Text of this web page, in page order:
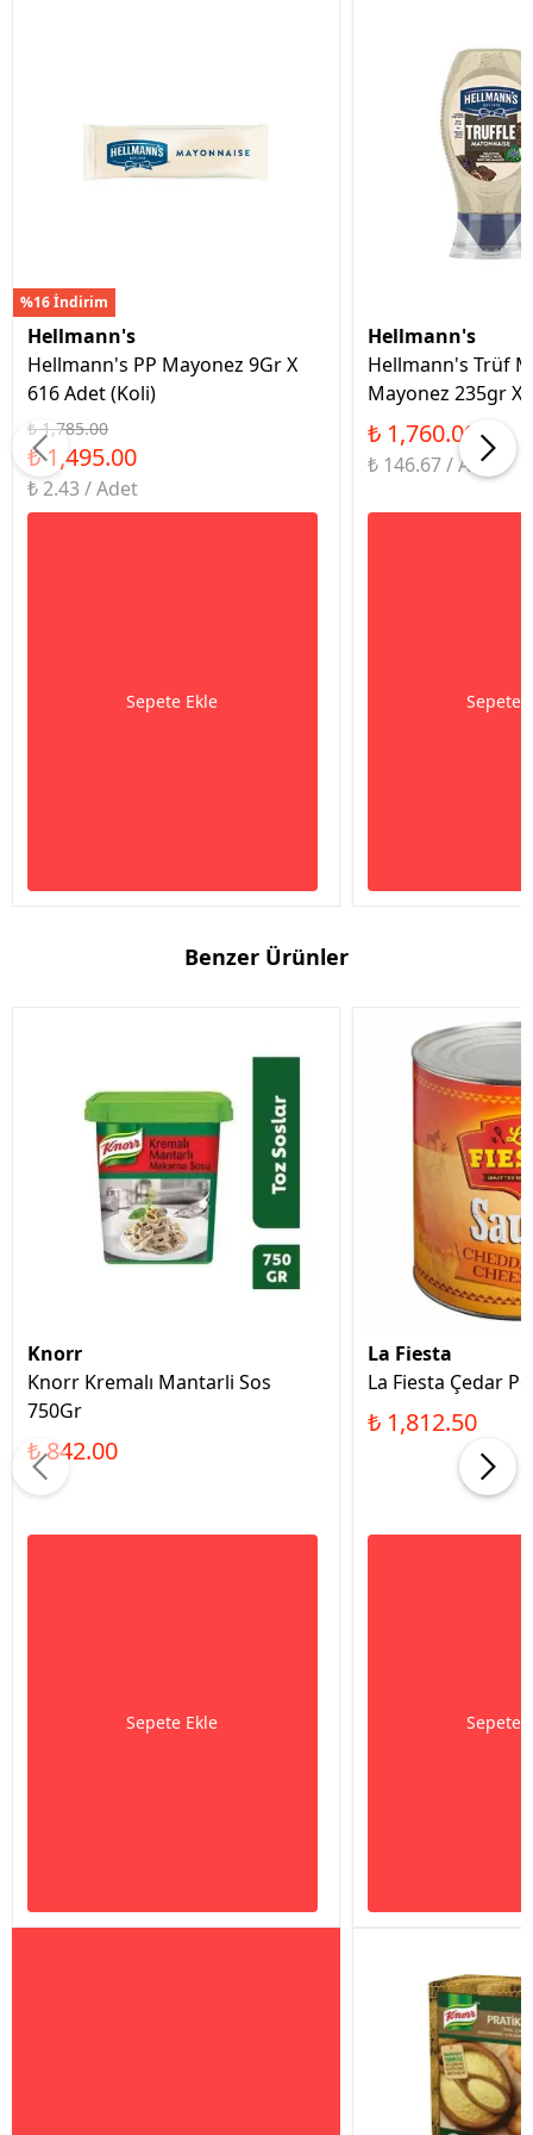
%16 İndirim
Hellmann's
Hellmann's PP Mayonez 9Gr X
616 Adet (Koli)
₺ 1,785.00
₺ 1,495.00
₺ 2.43 / Adet
Sepete Ekle
Hellmann's
Hellmann's Trüf
Mayonez 235gr X
₺ 1,760.00
₺ 146.67 / Adet
Sepete
Benzer Ürünler
Knorr
Knorr Kremalı Mantarli Sos
750Gr
₺ 842.00
Sepete Ekle
La Fiesta
La Fiesta Çedar
₺ 1,812.50
Sepete